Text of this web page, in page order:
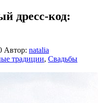
дресс-код:
Автор: natalia
традиции, Свадьбы